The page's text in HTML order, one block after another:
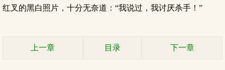
红叉的黑白照片，十分无奈道：“我说过，我讨厌杀手！”
上一章 目录 下一章